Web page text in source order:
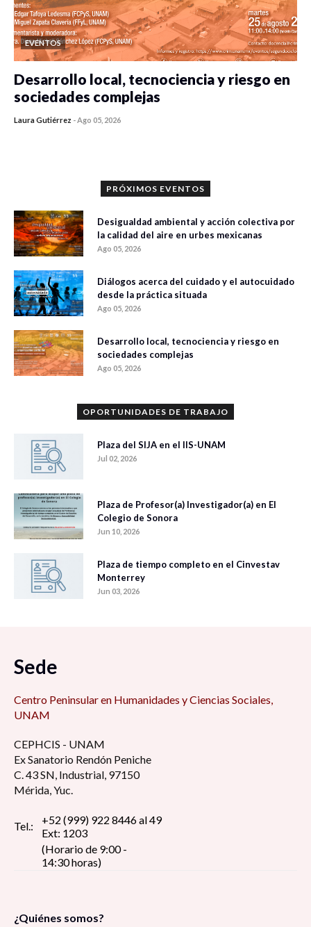
EVENTOS
Desarrollo local, tecnociencia y riesgo en
sociedades complejas
Laura Gutiérrez -Ago 05, 2026
PRÓXIMOS EVENTOS
Desigualdad ambiental y acción colectiva por
la calidad del aire en urbes mexicanas
Ago 05, 2026
Diálogos acerca del cuidado y el autocuidado
desde la práctica situada
Ago 05, 2026
Desarrollo local, tecnociencia y riesgo en
sociedades complejas
Ago 05, 2026
OPORTUNIDADES DE TRABAJO
Plaza del SIJA en el IIS-UNAM
Jul 02, 2026
Plaza de Profesor(a) Investigador(a) en El
Colegio de Sonora
Jun 10, 2026
Plaza de tiempo completo en el Cinvestav
Monterrey
Jun 03, 2026
Sede
Centro Peninsular en Humanidades y Ciencias Sociales,
UNAM
CEPHCIS - UNAM
Ex Sanatorio Rendón Peniche
C. 43 SN, Industrial, 97150
Mérida, Yuc.
Tel.:
+52 (999) 922 8446 al 49
Ext: 1203
(Horario de 9:00 -
14:30 horas)
¿Quiénes somos?